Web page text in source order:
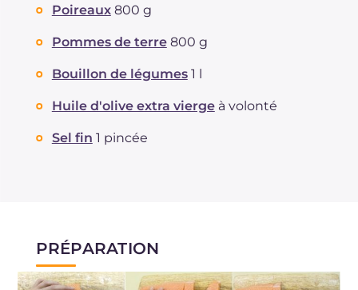
Poireaux 800 g
Pommes de terre 800 g
Bouillon de légumes 1 l
Huile d'olive extra vierge à volonté
Sel fin 1 pincée
PRÉPARATION